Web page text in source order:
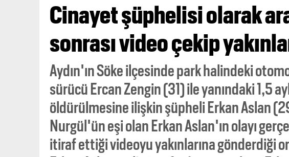
Cinayet şüphelisi olarak
sonrası video çekip
Aydın'ın Söke ilçesinde park halindeki
sürücü Ercan Zengin (31) ile yanındaki 1,5
öldürülmesine ilişkin şüpheli Erkan Aslan
Nurgül'ün eşi olan Erkan Aslan'ın olayı
itiraf ettiği videoyu yakınlarına gönderdiği